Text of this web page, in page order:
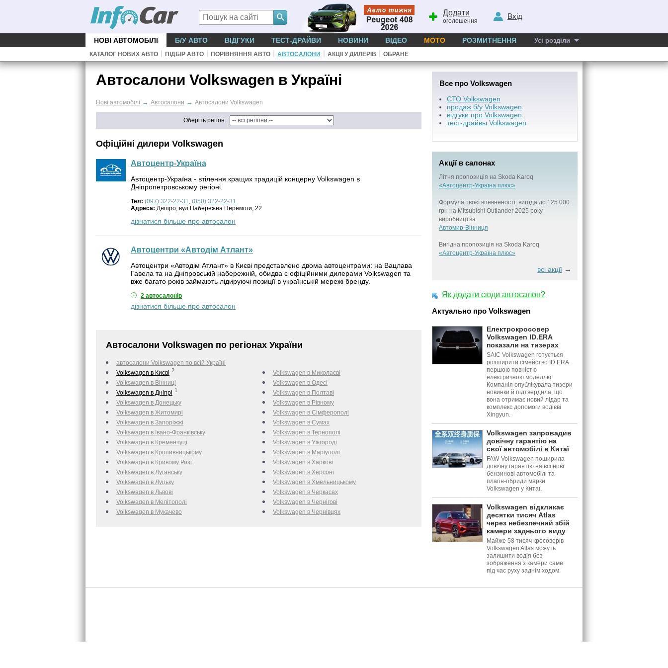
Додати
оголошення
Вхід
НОВІ АВТОМОБІЛІ Б/У АВТО ВІДГУКИ ТЕСТ-ДРАЙВИ НОВИНИ ВІДЕО МОТО РОЗМИТНЕННЯ Усі розділи
КАТАЛОГ НОВИХ АВТО | ПІДБІР АВТО | ПОРІВНЯННЯ АВТО | АВТОСАЛОНИ | АКЦІІ У ДИЛЕРІВ | ОБРАНЕ
Автосалони Volkswagen в Україні
Нові автомобілі → Автосалони → Автосалони Volkswagen
Оберіть регіон
Офіційні дилери Volkswagen
Автоцентр-Україна
Автоцентр-Україна - втілення кращих традицій концерну Volkswagen в
Дніпропетровському регіоні.
Тел: (097) 322-22-31, (050) 322-22-31
Адреса: Дніпро, вул.Набережна Перемоги, 22
дізнатися більше про автосалон
Автоцентри «Автодім Атлант»
Автоцентри «Автодім Атлант» в Києві представлено двома автоцентрами: на Вацлава
Гавела та на Дніпровській набережній, обидва є офіційними дилерами Volkswagen та
вже багато років займають лідируючі позиції в українській мережі бренду.
2 автосалонів
дізнатися більше про автосалон
Автосалони Volkswagen по регіонах України
автосалони Volkswagen по всій Україні
Volkswagen в Києві 2
Volkswagen в Вінниці
Volkswagen в Дніпрі 1
Volkswagen в Донецьку
Volkswagen в Житомирі
Volkswagen в Запоріжжі
Volkswagen в Івано-Франківську
Volkswagen в Кременчуці
Volkswagen в Кропивницькому
Volkswagen в Кривому Розі
Volkswagen в Луганську
Volkswagen в Луцьку
Volkswagen в Львові
Volkswagen в Мелітополі
Volkswagen в Мукачево
Volkswagen в Миколаєві
Volkswagen в Одесі
Volkswagen в Полтаві
Volkswagen в Рівному
Volkswagen в Сімферополі
Volkswagen в Сумах
Volkswagen в Тернополі
Volkswagen в Ужгороді
Volkswagen в Маріуполі
Volkswagen в Харкові
Volkswagen в Херсоні
Volkswagen в Хмельницькому
Volkswagen в Черкаcах
Volkswagen в Чернігові
Volkswagen в Чернівцях
Все про Volkswagen
СТО Volkswagen
продаж б/у Volkswagen
відгуки про Volkswagen
тест-драйвы Volkswagen
Акції в салонах
Літня пропозиція на Skoda Karoq
«Автоцентр-Україна плюс»
Формула твоєї впевненості: вигода до 125 000
грн на Mitsubishi Outlander 2025 року
виробництва
Автомир-Вінниця
Вигідна пропозиція на Skoda Karoq
«Автоцентр-Україна плюс»
всі акції →
Як додати сюди автосалон?
Актуально про Volkswagen
Електрокросовер
Volkswagen ID.ERA
показали на тизерах
SAIC Volkswagen готується
розширити сімейство ID.ERA
першою повністю
електричною моделлю.
Компанія опублікувала тизери
новинки й підтвердила, що
вона отримає новий лідар та
комплекс допомоги водієві
Xingyun.
Volkswagen запровадив
довічну гарантію на
свої автомобілі в Китаї
FAW-Volkswagen поширила
довічну гарантію на всі нові
бензинові автомобілі та
плагін-гібриди марки
Volkswagen у Китаї.
Volkswagen відкликає
десятки тисяч Atlas
через небезпечний збій
камери заднього виду
Майже 58 тисяч кросоверів
Volkswagen Atlas можуть
залишити водія без
зображення з камери саме
під час руху заднім ходом.